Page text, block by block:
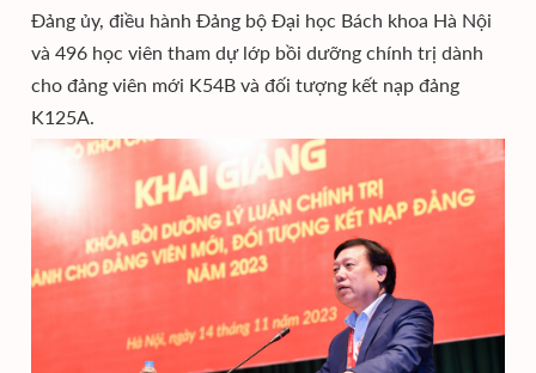
Đảng ủy, điều hành Đảng bộ Đại học Bách khoa Hà Nội
và 496 học viên tham dự lớp bồi dưỡng chính trị dành
cho đảng viên mới K54B và đối tượng kết nạp đảng
K125A.